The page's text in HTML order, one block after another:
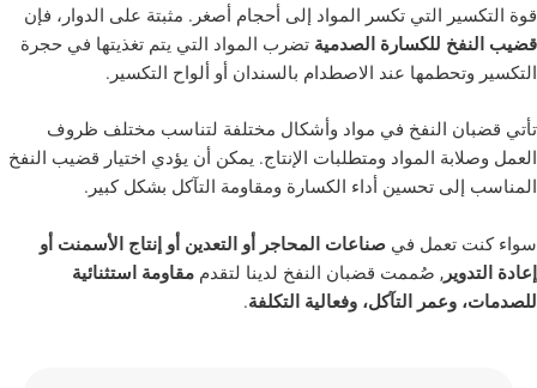
تكسر المواد إلى أحجام أصغر. مثبتة على الدوار، فإن
الصدميةتضرب المواد التي يتم تغذيتها في حجرة
عند الاصطدام بالسندان أو ألواح التكسير.
في مواد وأشكال مختلفة لتناسب مختلف ظروف
المواد ومتطلبات الإنتاج. يمكن أن يؤدي اختيار قضيب النفخ
أداء الكسارة ومقاومة التآكل بشكل كبير.
فيصناعات المحاجر أو التعدين أو إنتاج الأسمنت أو
, صُممت قضبان النفخ لدينا لتقدممقاومة استثنائية
التآكل، وفعالية التكلفة.